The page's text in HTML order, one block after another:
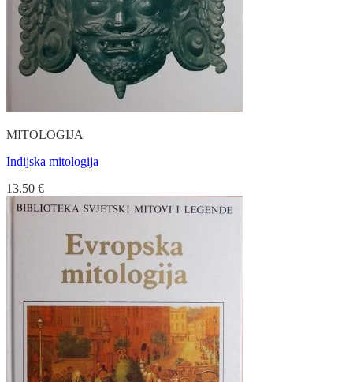
MITOLOGIJA
Indijska mitologija
13.50 €